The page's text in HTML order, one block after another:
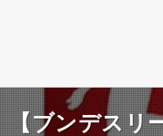
【ブンデスリ